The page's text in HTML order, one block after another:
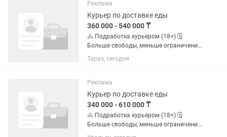
автомобиле ✅ Подходит студентам и
тем, кто...
Реклама
Курьер по доставке еды
360 000 - 540 000 ₸
🚴 Подработка курьером (18+) 🗓️
Больше свободы, меньше ограничений
по графику. ✅ Свободный график ✅
Можно без опыта ✅ Пешком, на
автомобиле ✅ Подходит студентам и
тем, кто...
Тараз, сегодня
Реклама
Курьер по доставке еды
340 000 - 610 000 ₸
🚴 Подработка курьером (18+) 🗓️
Больше свободы, меньше ограничений
по графику. ✅ Свободный график ✅